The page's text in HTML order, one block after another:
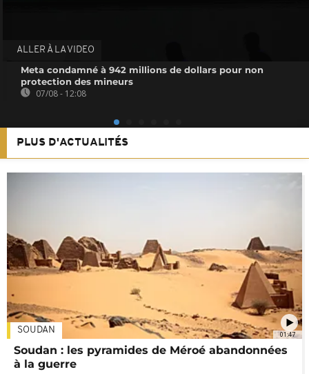
ALLER À LA VIDEO
Meta condamné à 942 millions de dollars pour non
protection des mineurs
07/08 - 12:08
PLUS D'ACTUALITÉS
01:47
SOUDAN
Soudan : les pyramides de Méroé abandonnées
à la guerre